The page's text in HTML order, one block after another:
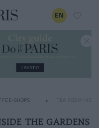
EN
SHOPS TEA ROOM
THE GARDENS